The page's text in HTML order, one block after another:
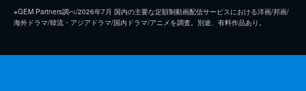
※GEM Partners調べ/2026年7⽉ 国内の主要な定額制動画配信サービスにおける洋画/邦画/
海外ドラマ/韓流・アジアドラマ/国内ドラマ/アニメを調査。別途、有料作品あり。